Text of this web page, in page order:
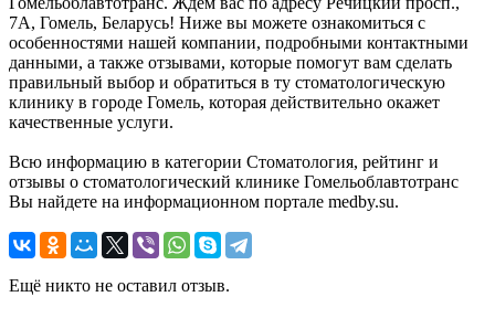
7А, Гомель, Беларусь! Ниже вы можете ознакомиться с
особенностями нашей компании, подробными контактными
данными, а также отзывами, которые помогут вам сделать
правильный выбор и обратиться в ту стоматологическую
клинику в городе Гомель, которая действительно окажет
качественные услуги.
Всю информацию в категории Стоматология, рейтинг и
отзывы о стоматологический клинике Гомельоблавтотранс
Вы найдете на информационном портале medby.su.
Ещё никто не оставил отзыв.